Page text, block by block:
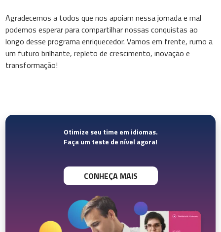
Agradecemos a todos que nos apoiam nessa jornada e mal
podemos esperar para compartilhar nossas conquistas ao
longo desse programa enriquecedor. Vamos em frente, rumo a
um futuro brilhante, repleto de crescimento, inovação e
transformação!
Otimize seu time em idiomas.
Faça um teste de nível agora!
CONHEÇA MAIS